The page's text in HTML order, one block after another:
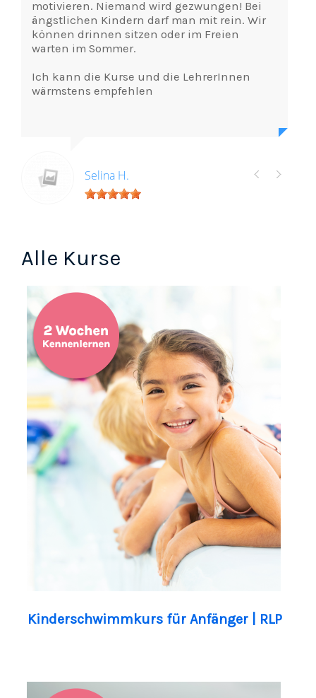
motivieren. Niemand wird gezwungen! Bei
ängstlichen Kindern darf man mit rein. Wir
können drinnen sitzen oder im Freien
warten im Sommer.
Ich kann die Kurse und die LehrerInnen
wärmstens empfehlen
Selina H.
Alle Kurse
Kinderschwimmkurs für Anfänger | RLP